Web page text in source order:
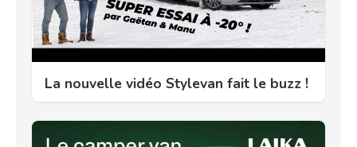
La nouvelle vidéo Stylevan fait le buzz !